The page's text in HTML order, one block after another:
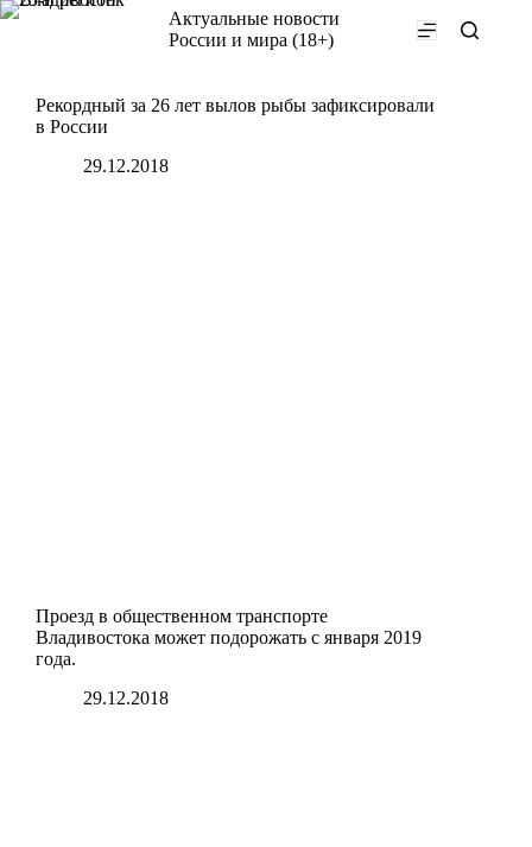
Перейти
Актуальные новости
России и мира (18+)
Рекордный за 26 лет вылов рыбы зафиксировали
в России
29.12.2018
Проезд в общественном транспорте
Владивостока может подорожать с января 2019
года.
29.12.2018